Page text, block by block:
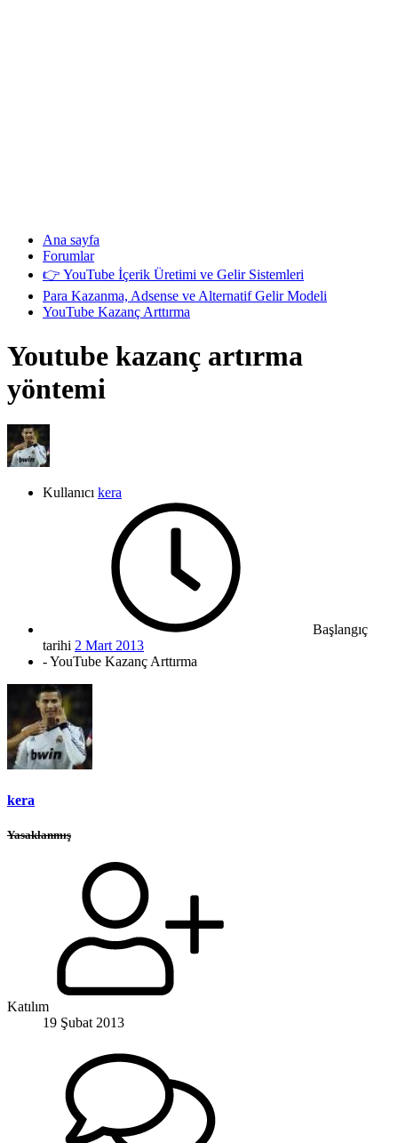
Ana sayfa
Forumlar
👉 YouTube İçerik Üretimi ve Gelir Sistemleri
Para Kazanma, Adsense ve Alternatif Gelir Modeli
YouTube Kazanç Arttırma
Youtube kazanç artırma
yöntemi
Kullanıcı kera
Başlangıç
tarihi 2 Mart 2013
- YouTube Kazanç Arttırma
kera
Yasaklanmış
Katılım
19 Şubat 2013